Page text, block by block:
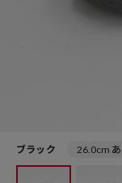
ブラック 26.0cm あ